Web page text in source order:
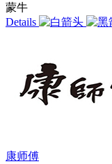
蒙牛
Details
康师傅